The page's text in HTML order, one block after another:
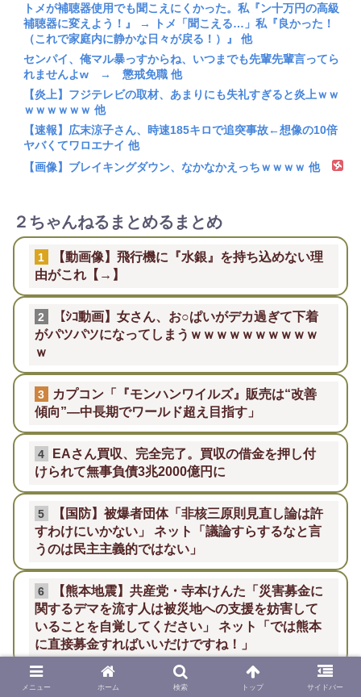
トメが補聴器使用でも聞こえにくかった。私『ン十万円の高級
補聴器に変えよう！』 → トメ「聞こえる…」私『良かった！
（これで家庭内に静かな日々が戻る！）』 他
センパイ、俺マル暴っすからね、いつまでも先輩先輩言ってら
れませんよw → 懲戒免職 他
【炎上】フジテレビの取材、あまりにも失礼すぎると炎上ｗｗ
ｗｗｗｗｗｗ 他
【速報】広末涼子さん、時速185キロで追突事故←想像の10倍
ヤバくてワロエナイ 他
【画像】ブレイキングダウン、なかなかえっちｗｗｗｗ 他
２ちゃんねるまとめるまとめ
1
【動画像】飛行機に『水銀』を持ち込めない理
由がこれ【→】
2
【ｼｺ動画】女さん、お○ぱいがデカ過ぎて下着
がパツパツになってしまうｗｗｗｗｗｗｗｗｗｗ
ｗ
3
カプコン「『モンハンワイルズ』販売は“改善
傾向”―中長期でワールド超え目指す」
4
EAさん買収、完全完了。買収の借金を押し付
けられて無事負債3兆2000億円に
5
【国防】被爆者団体「非核三原則見直し論は許
すわけにいかない」 ネット「議論すらするなと言
うのは民主主義的ではない」
6
【熊本地震】共産党・寺本けんた「災害募金に
関するデマを流す人は被災地への支援を妨害して
いることを自覚してください」 ネット「では熊本
に直接募金すればいいだけですね！」
7
【GジェネE】SDガンダム外伝まつり開幕！ガ
メニュー ホーム 検索 トップ サイドバー